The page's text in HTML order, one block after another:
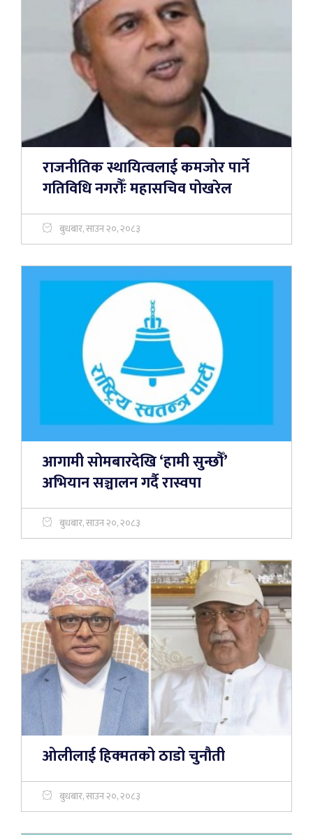
राजनीतिक स्थायित्वलाई कमजोर पार्ने
गतिविधि नगरौँः महासचिव पोखरेल
बुधबार, साउन २०, २०८३
आगामी सोमबारदेखि ‘हामी सुन्छौँ’
अभियान सञ्चालन गर्दै रास्वपा
बुधबार, साउन २०, २०८३
ओलीलाई हिक्मतको ठाडो चुनौती
बुधबार, साउन २०, २०८३